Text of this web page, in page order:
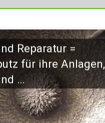
Reparatur =
für ihre Anlagen,
…